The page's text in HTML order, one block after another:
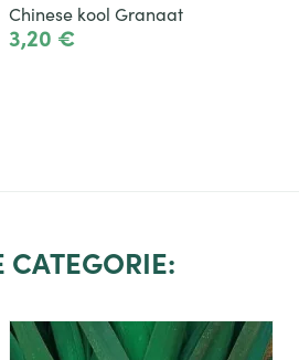
Chinese kool Granaat
3,20 €
CATEGORIE: